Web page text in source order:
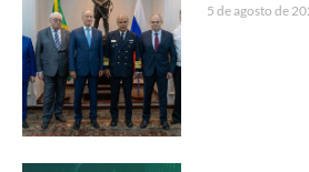
5 de agosto de